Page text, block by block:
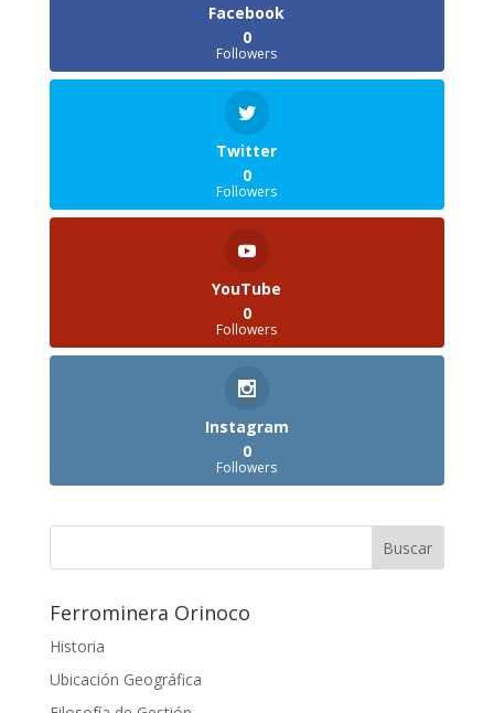
Facebook
0
Followers
Twitter
0
Followers
YouTube
0
Followers
Instagram
0
Followers
Ferrominera Orinoco
Historia
Ubicación Geográfica